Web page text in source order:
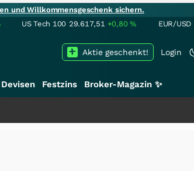
und Willkommensgeschenk sichern.
US Tech 100 29.617,51 +0,80% EUR/USD
Login
Aktie geschenkt!
Devisen Festzins Broker-Magazin ✨